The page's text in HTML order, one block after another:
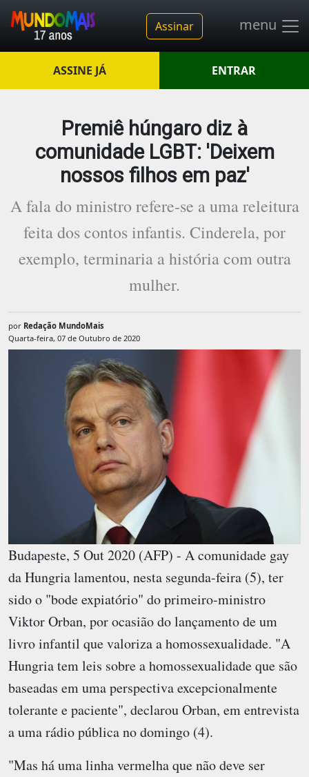
Assinar menu
ASSINE JÁ ENTRAR
Premiê húngaro diz à
comunidade LGBT: 'Deixem
nossos filhos em paz'
A fala do ministro refere-se a uma releitura
feita dos contos infantis. Cinderela, por
exemplo, terminaria a história com outra
mulher.
por Redação MundoMais
Quarta-feira, 07 de Outubro de 2020
Budapeste, 5 Out 2020 (AFP) - A comunidade gay
da Hungria lamentou, nesta segunda-feira (5), ter
sido o "bode expiatório" do primeiro-ministro
Viktor Orban, por ocasião do lançamento de um
livro infantil que valoriza a homossexualidade. "A
Hungria tem leis sobre a homossexualidade que são
baseadas em uma perspectiva excepcionalmente
tolerante e paciente", declarou Orban, em entrevista
a uma rádio pública no domingo (4).
"Mas há uma linha vermelha que não deve ser